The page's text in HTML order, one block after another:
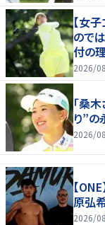
【女
ので
付の
2026/
「桑
り”
2026/
【
原弘
2026/